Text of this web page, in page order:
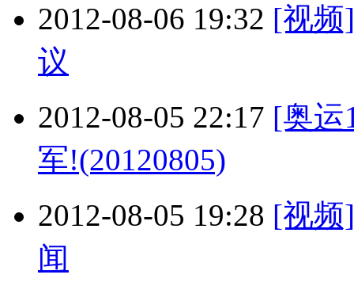
2012-08-06 19:32 [视频
议
2012-08-05 22:17 [奥运
军!(20120805)
2012-08-05 19:28 [视频
闻